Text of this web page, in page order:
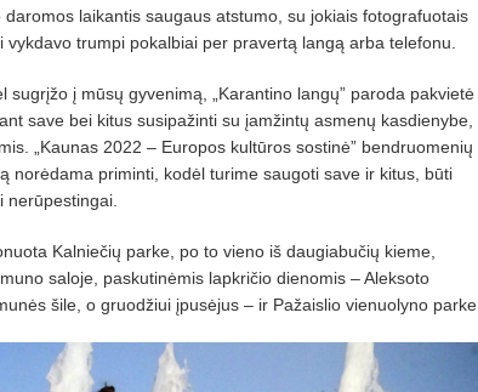
laikantis saugaus atstumo, su jokiais fotografuotais
trumpi pokalbiai per pravertą langą arba telefonu.
sugrįžo į mūsų gyvenimą, „Karantino langų” paroda pakvietė
save bei kitus susipažinti su įamžintų asmenų kasdienybe,
„Kaunas 2022 – Europos kultūros sostinė” bendruomenių
norėdama priminti, kodėl turime saugoti save ir kitus, būti
nerūpestingai.
Kalniečių parke, po to vieno iš daugiabučių kieme,
saloje, paskutinėmis lapkričio dienomis – Aleksoto
šile, o gruodžiui įpusėjus – ir Pažaislio vienuolyno parke.